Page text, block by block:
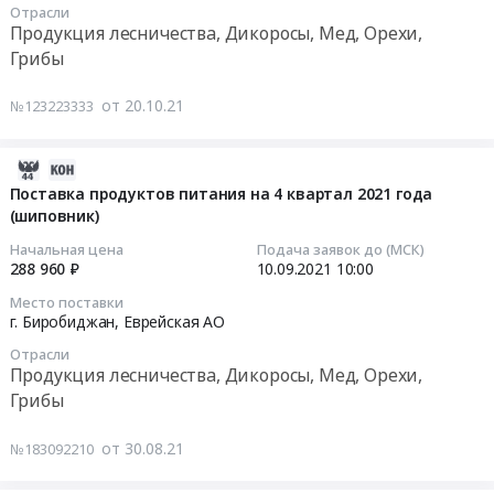
Отрасли
Продукция лесничества, Дикоросы, Мед, Орехи,
Грибы
№123223333 от 20.10.21
Поставка продуктов питания на 4 квартал 2021 года
(шиповник)
Начальная цена
288 960 ₽
Подача заявок до (МСК)
10.09.2021 10:00
Место поставки
г. Биробиджан, Еврейская АО
Отрасли
Продукция лесничества, Дикоросы, Мед, Орехи,
Грибы
№183092210 от 30.08.21